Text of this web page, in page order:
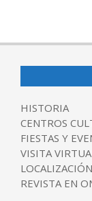
HISTORIA
CENTROS
FIESTAS Y
VISITA
REVISTA EN